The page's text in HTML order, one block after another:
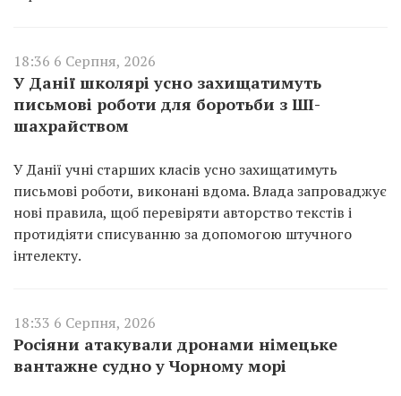
18:36 6 Серпня, 2026
У Данії школярі усно захищатимуть
письмові роботи для боротьби з ШІ-
шахрайством
У Данії учні старших класів усно захищатимуть
письмові роботи, виконані вдома. Влада запроваджує
нові правила, щоб перевіряти авторство текстів і
протидіяти списуванню за допомогою штучного
інтелекту.
18:33 6 Серпня, 2026
Росіяни атакували дронами німецьке
вантажне судно у Чорному морі